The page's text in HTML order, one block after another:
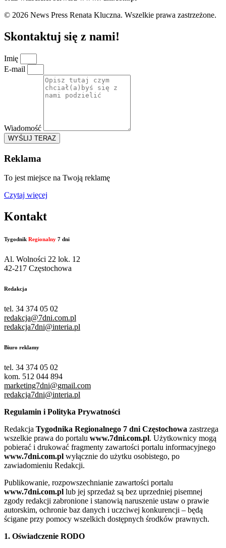
© 2026 News Press Renata Kluczna. Wszelkie prawa zastrzeżone.
Skontaktuj się z nami!
Imię
E-mail
Wiadomość
WYŚLIJ TERAZ
Reklama
To jest miejsce na Twoją reklamę
Czytaj więcej
Kontakt
Tygodnik Regionalny 7 dni
Al. Wolności 22 lok. 12
42-217 Częstochowa
Redakcja
tel. 34 374 05 02
redakcja@7dni.com.pl
redakcja7dni@interia.pl
Biuro reklamy
tel. 34 374 05 02
kom. 512 044 894
marketing7dni@gmail.com
redakcja7dni@interia.pl
Regulamin i Polityka Prywatności
Redakcja Tygodnika Regionalnego 7 dni Częstochowa zastrzega
wszelkie prawa do portalu www.7dni.com.pl. Użytkownicy mogą
pobierać i drukować fragmenty zawartości portalu informacyjnego
www.7dni.com.pl wyłącznie do użytku osobistego, po
zawiadomieniu Redakcji.
Publikowanie, rozpowszechnianie zawartości portalu
www.7dni.com.pl lub jej sprzedaż są bez uprzedniej pisemnej
zgody redakcji zabronione i stanowią naruszenie ustaw o prawie
autorskim, ochronie baz danych i uczciwej konkurencji – będą
ścigane przy pomocy wszelkich dostępnych środków prawnych.
1. Oświadczenie RODO